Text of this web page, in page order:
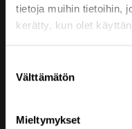
tietoja muihin tietoihin,
kerätty, kun olet
valinta
Välttämätön
Mieltymykset
Yhteystiedot
28100 Pori